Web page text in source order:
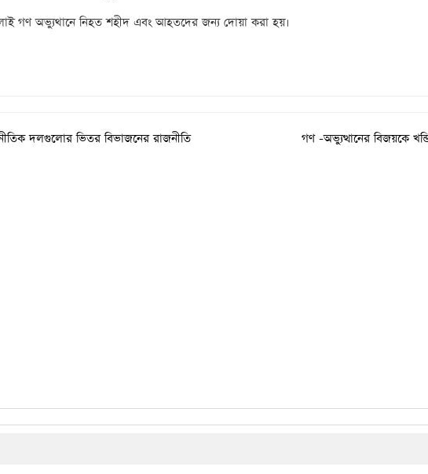
গণ অভ্যুথানে নিহত শহীদ এবং আহতদের জন্য দোয়া করা হয়।
দলগুলোর ভিতর বিভাজনের রাজনীতি
গণ -অভ্যুত্থানের বিজয়কে